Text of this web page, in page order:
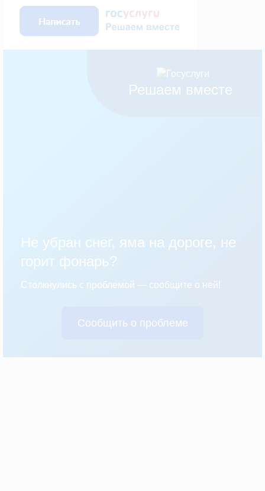
Решаем вместе
Не убран снег, яма на дороге, не
горит фонарь?
Столкнулись с проблемой — сообщите о ней!
Сообщить о проблеме